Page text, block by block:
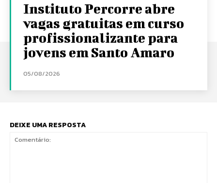
Instituto Percorre abre
vagas gratuitas em curso
profissionalizante para
jovens em Santo Amaro
05/08/2026
DEIXE UMA RESPOSTA